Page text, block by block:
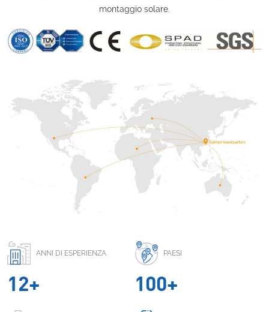
montaggio solare.
ANNI DI ESPERIENZA
12+
PAESI
100+